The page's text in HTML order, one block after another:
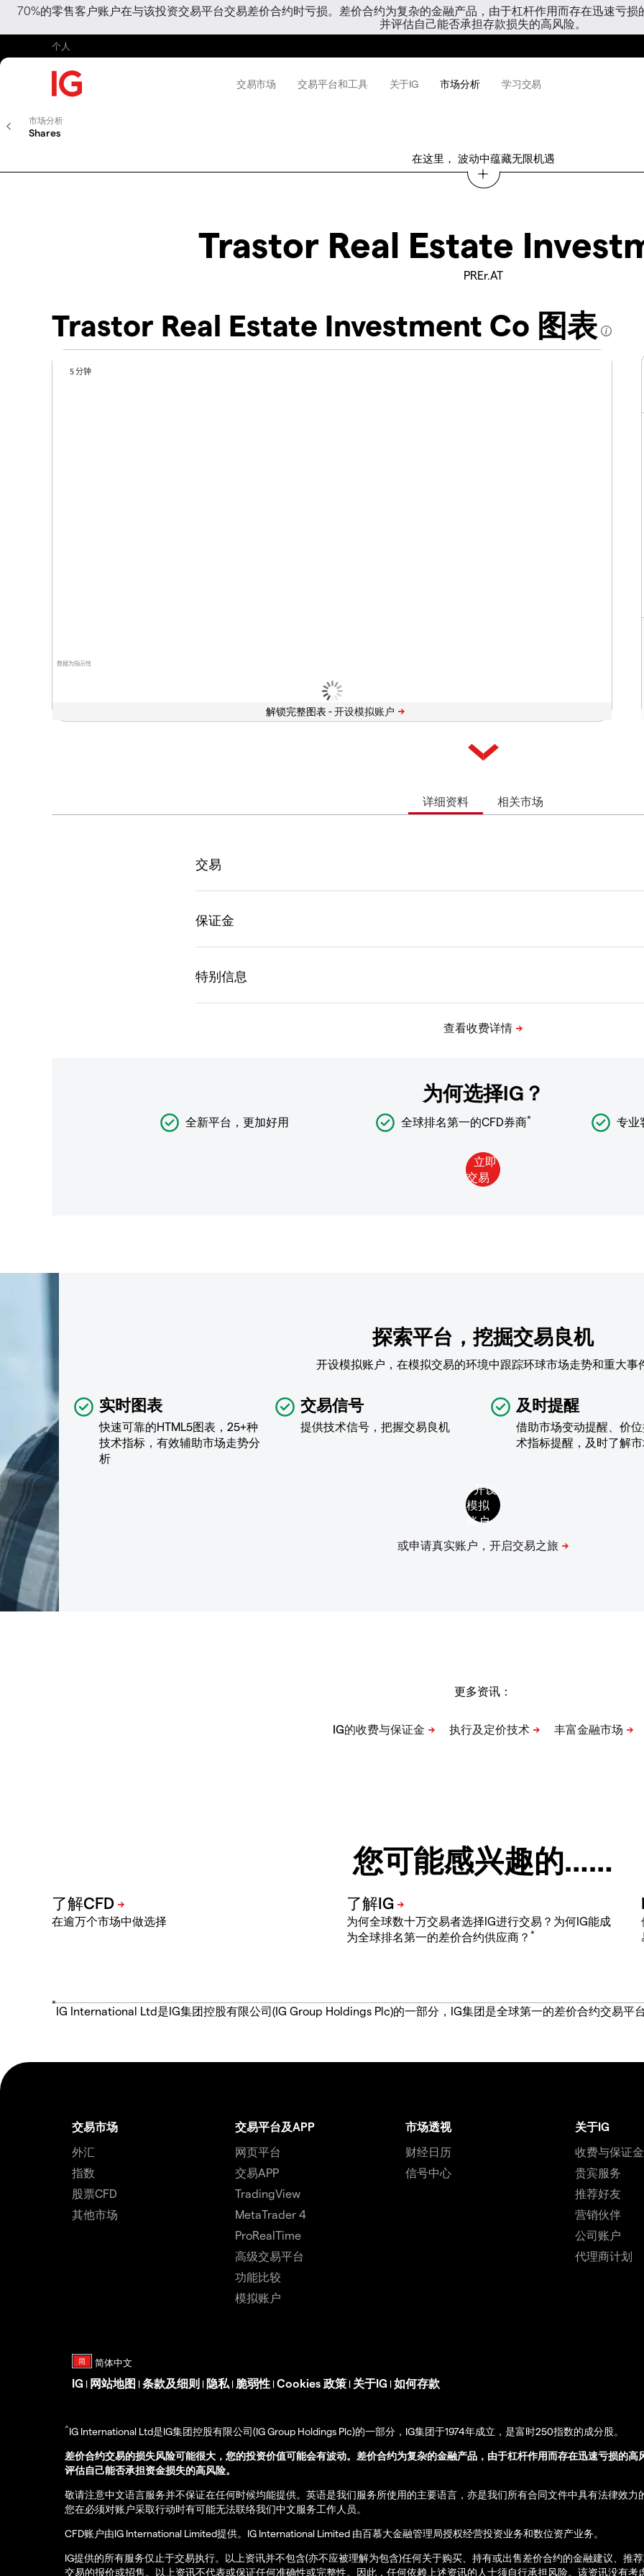
70%的零售客户账户在与该投资交易平台交易差价合约时亏损。差价合约为复杂的金融产品，由于杠杆作用而存在迅速亏
并评估自己能否承担存款损失的高风险。
个人
交易市场 交易平台和工具 关于IG 市场分析 学习交易
市场分析
Shares
在这里， 波动中蕴藏无限机遇
Trastor Real Estate
PREr.AT
Trastor Real Estate Investment Co 图表
数据为指示性
5 分钟
解锁完整图表 -
详细资料 相关市场
为何选择IG？
全新平台，更加好用 全球排名第一的CFD券商* 专业
探索平台，挖掘交易良机
开设模拟账户，在模拟交易的环境中跟踪环球市场走势和重大事
实时图表
快速可靠的HTML5图表，25+种
技术指标，有效辅助市场走势分
析
交易信号
提供技术信号，把握交易良机
及时提醒
借助市场变动提醒、价
术指标提醒，及时了解
更多资讯：
您可能感兴趣的……
在逾万个市场中做选择
为何全球数十万交易者选择IG进行交易？为何IG能成
为全球排名第一的差价合约供应商？ *
*
IG International Ltd是IG集团控股有限公司(IG Group Holdings Plc)的一部分，IG集团是全球第一的差价合约交易平
交易市场
外汇
指数
股票CFD
其他市场
交易平台及APP
网页平台
交易APP
TradingView
MetaTrader 4
ProRealTime
高级交易平台
功能比较
模拟账户
市场透视
财经日历
信号中心
关于IG
收费与保证金
贵宾服务
推荐好友
营销伙伴
公司账户
代理商计划
IG | 网站地图 | 条款及细则 | 隐私 | 脆弱性 | Cookies 政策 | 关于IG | 如何存款
^IG International Ltd是IG集团控股有限公司(IG Group Holdings Plc)的一部分，IG集团于1974年成立，是富时250指数的成分股。
差价合约交易的损失风险可能很大，您的投资价值可能会有波动。差价合约为复杂的金融产品，由于杠杆作用而存在迅速亏损的
评估自己能否承担资金损失的高风险。
敬请注意中文语言服务并不保证在任何时候均能提供。英语是我们服务所使用的主要语言，亦是我们所有合同文件中具有法律效力
您在必须对账户采取行动时有可能无法联络我们中文服务工作人员。
CFD账户由IG International Limited提供。IG International Limited 由百慕大金融管理局授权经营投资业务和数位资产业务。
IG提供的所有服务仅止于交易执行。以上资讯并不包含(亦不应被理解为包含)任何关于购买、持有或出售差价合约的金融建议、推
交易的报价或招售。以上资讯不代表或保证任何准确性或完整性。因此，任何依赖上述资讯的人士须自行承担风险。该资讯没有